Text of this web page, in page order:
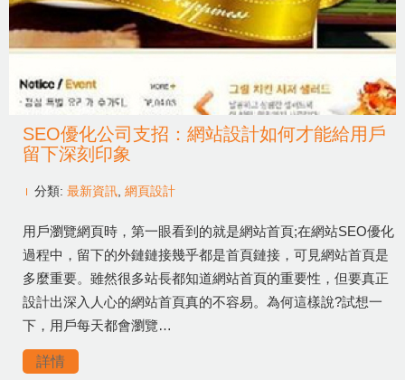
SEO優化公司支招：網站設計如何才能給用戶
留下深刻印象
分類: 最新資訊 網頁設計
用戶瀏覽網頁時，第一眼看到的就是網站首頁;在網站SEO優化
過程中，留下的外鏈鏈接幾乎都是首頁鏈接，可見網站首頁是
多麼重要。雖然很多站長都知道網站首頁的重要性，但要真正
設計出深入人心的網站首頁真的不容易。為何這樣說?試想一
下，用戶每天都會瀏覽…
詳情